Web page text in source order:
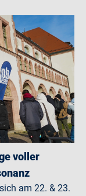
voller
am 22. & 23.